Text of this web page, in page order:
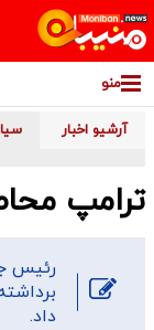
منو
آرشیو اخبار
ترامپ
رئیس
داد.